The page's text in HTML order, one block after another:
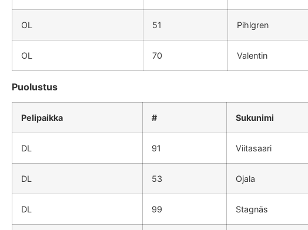
OL 51 Pihlgren
OL 70 Valentin
Puolustus
Pelipaikka # Sukunimi
DL 91 Viitasaari
DL 53 Ojala
DL 99 Stagnäs